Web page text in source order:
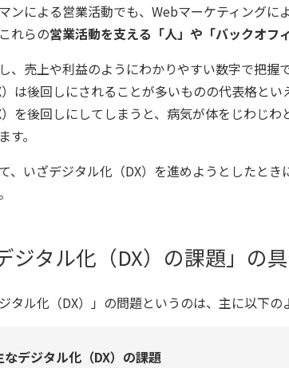
ンによる営業活動でも、Webマーケティング
れらの営業活動を支える「人」や「バックオフ
、売上や利益のようにわかりやすい数字で把
）は後回しにされることが多いものの代表格と
）を後回しにしてしまうと、病気が体をじわじ
す。
、いざデジタル化（DX）を進めようとしたと
デジタル化（DX）の課題」の
ジタル化（DX）」の問題というのは、主に以下の
なデジタル化（DX）の課題